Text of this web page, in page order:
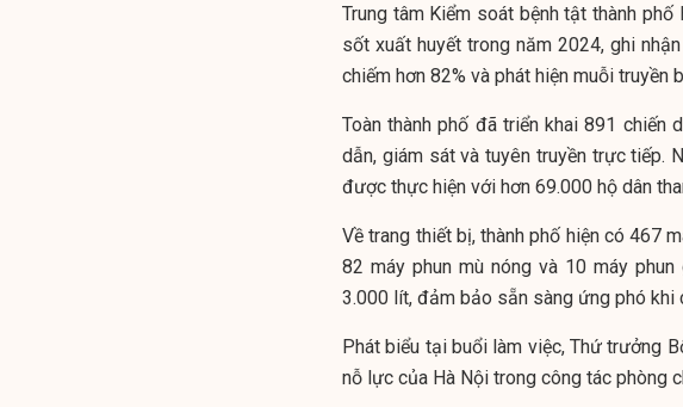
Trung tâm Kiểm soát bệnh tật thành
sốt xuất huyết trong năm 2024, ghi
chiếm hơn 82% và phát hiện muỗi truyền
Toàn thành phố đã triển khai 891 chiến
dẫn, giám sát và tuyên truyền trực tiếp.
được thực hiện với hơn 69.000 hộ dân
Về trang thiết bị, thành phố hiện có 467
82 máy phun mù nóng và 10 máy phun
3.000 lít, đảm bảo sẵn sàng ứng phó khi
Phát biểu tại buổi làm việc, Thứ trưởng
nỗ lực của Hà Nội trong công tác phòng